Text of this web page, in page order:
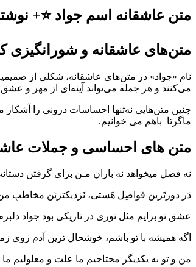
متن عاشقانه اسم جواد ⭐️+
متن‌های عاشقانه و شورانگیزی
نام «جواد» در متن‌های عاشقانه، شکلی از
می‌کنند و هر جمله می‌تواند آینه‌ای از مهر و عشق
چنین متن‌هایی نه‌تنها احساسات درونی را
ماگرتا باهم می خوانیم.
متن های احساسی و جملات
نه فصل میخواهد نه باران مـن برای گرفتن
دَر دورتَرین فواصِل هَستی، نَزدیکتریٓن مخاطبِ من
عشق تو برایم مثل نوری در تاریکی بود جواد
اگه همیشه با تو باشم، خوشحال ترین آدم روی
من و تو به یکدیگر محتاجیم ما علت و معلولیم